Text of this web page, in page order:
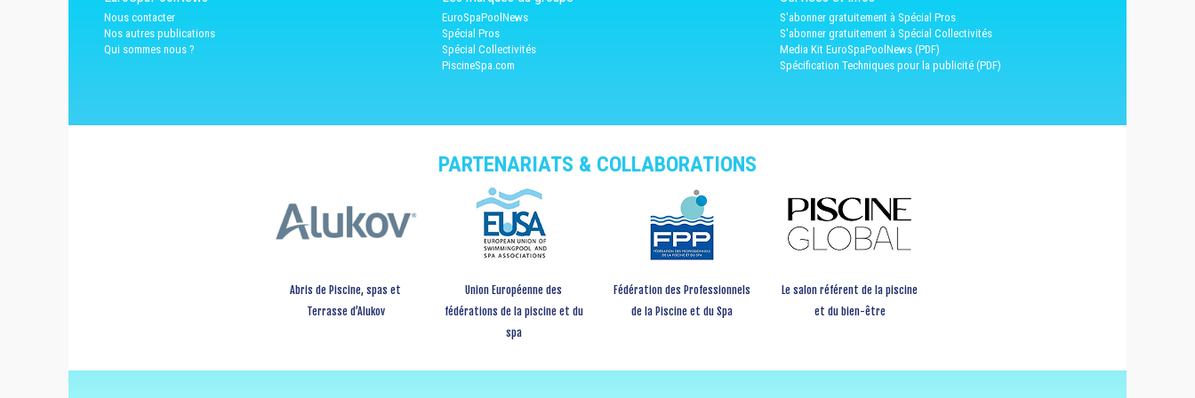
Nous contacter
Nos autres publications
Qui sommes nous ?
EuroSpaPoolNews
Spécial Pros
Spécial Collectivités
PiscineSpa.com
S'abonner gratuitement à Spécial Pros
S'abonner gratuitement à Spécial Collectivités
Media Kit EuroSpaPoolNews (PDF)
Spécification Techniques pour la publicité (PDF)
PARTENARIATS & COLLABORATIONS
Abris de Piscine, spas et
Terrasse d’Alukov
Union Européenne des
fédérations de la piscine et du
spa
Fédération des Professionnels
de la Piscine et du Spa
Le salon référent de la piscine
et du bien-être